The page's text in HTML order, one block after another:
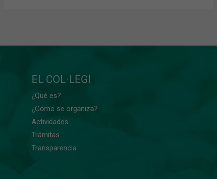
EL COL·LEGI
¿Qué es?
¿Cómo se organiza?
Actividades
Trámitas
Transparencia